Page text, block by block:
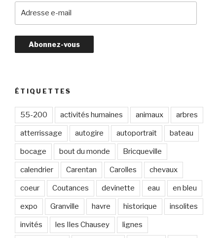
s
e
m
a
ÉTIQUETTES
55-200 activités humaines animaux arbres
atterrissage autogire autoportrait bateau
bocage bout du monde Bricqueville
calendrier Carentan Carolles chevaux
coeur Coutances devinette eau en bleu
expo Granville havre historique insolites
invités les Iles Chausey lignes